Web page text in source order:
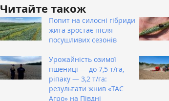
Читайте також
Попит на силосні гібриди
жита зростає після
посушливих сезонів
Урожайність озимої
пшениці — до 7,5 т/га,
ріпаку — 3,2 т/га:
результати жнив «ТАС
Агро» на Півдні